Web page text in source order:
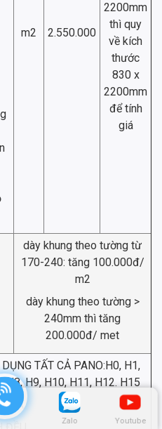
Zalo Youtube
m2 2.550.000
2200mm
thì quy
về kích
thước
830 x
2200mm
để tính
giá
dày khung theo tường từ
170-240: tăng 100.000đ/
m2
dày khung theo tường >
240mm thì tăng
200.000đ/ met
TẤT CẢ PANO:H0, H1,
H8, H9, H10, H11, H12. H15